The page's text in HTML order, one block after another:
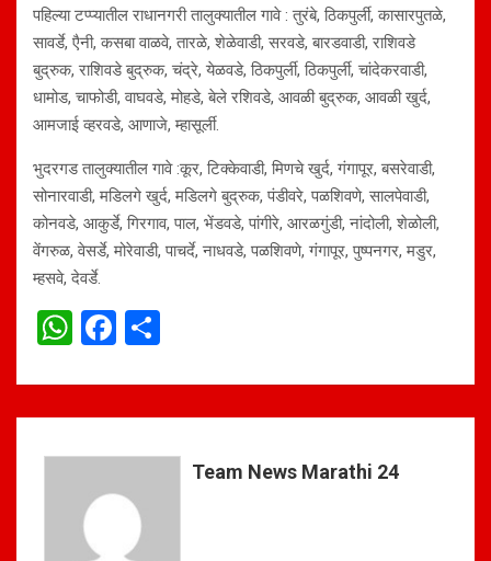
पहिल्या टप्प्यातील राधानगरी तालुक्यातील गावे : तुरंबे, ठिकपुर्ली, कासारपुतळे,
सावर्डे, एैनी, कसबा वाळवे, तारळे, शेळेवाडी, सरवडे, बारडवाडी, राशिवडे
बुद्रुक, राशिवडे बुद्रुक, चंद्रे, येळवडे, ठिकपुर्ली, ठिकपुर्ली, चांदेकरवाडी,
धामोड, चाफोडी, वाघवडे, मोहडे, बेले रशिवडे, आवळी बुद्रुक, आवळी खुर्द,
आमजाई व्हरवडे, आणाजे, म्हासूर्ली.
भुदरगड तालुक्यातील गावे :कूर, टिक्केवाडी, मिणचे खुर्द, गंगापूर, बसरेवाडी,
सोनारवाडी, मडिलगे खुर्द, मडिलगे बुद्रुक, पंडीवरे, पळशिवणे, सालपेवाडी,
कोनवडे, आकुर्डे, गिरगाव, पाल, भेंडवडे, पांगीरे, आरळगुंडी, नांदोली, शेळोली,
वेंगरुळ, वेसर्डे, मोरेवाडी, पाचर्दे, नाधवडे, पळशिवणे, गंगापूर, पुष्पनगर, मडुर,
म्हसवे, देवर्डे.
W
at
A
p
p
F
ce
o
o
k
ar
Team News Marathi 24